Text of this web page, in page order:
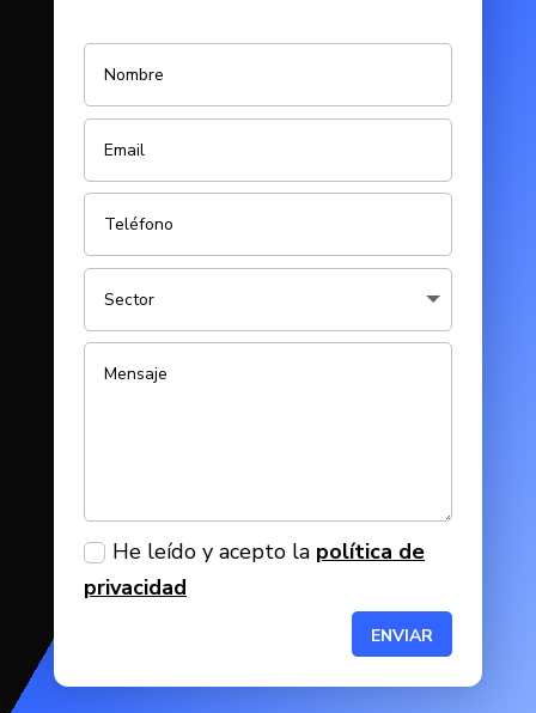
He leído y acepto la política de
privacidad
ENVIAR